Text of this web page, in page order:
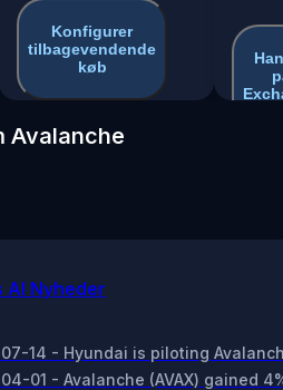
Konfigurer
tilbagevendende
køb
Avalanche
AI Nyheder
14 - Hyundai is piloting
01 - Avalanche (AVAX) gained